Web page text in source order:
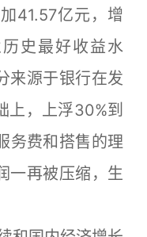
41.57亿元，增
史最好收益水
来源于银行在发
上，上浮30%到
务费和搭售的理
一再被压缩，生